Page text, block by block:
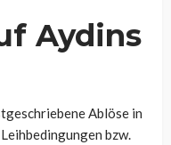
Aydins
Ablöse in
bzw.